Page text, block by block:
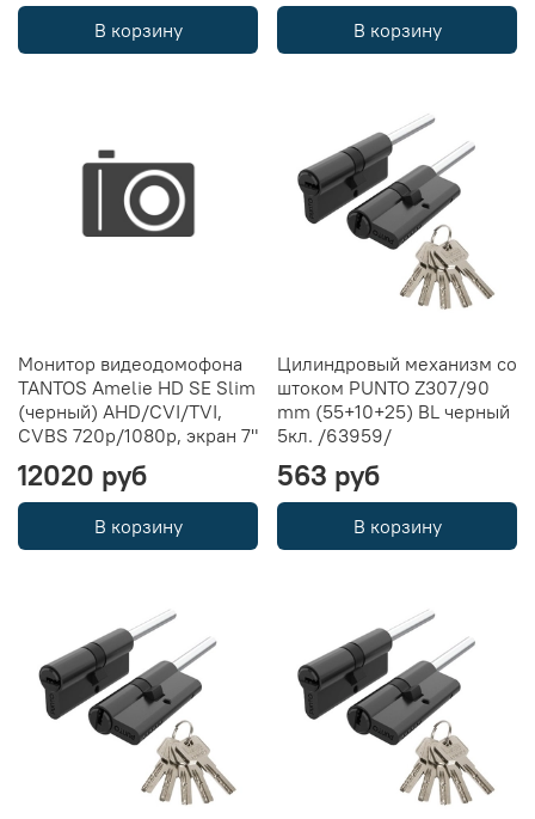
В корзину В корзину
Монитор видеодомофона
TANTOS Amelie HD SE Slim
(черный) AHD/CVI/TVI,
CVBS 720p/1080p, экран 7"
12020 руб
В корзину
Цилиндровый механизм со
штоком PUNTO Z307/90
mm (55+10+25) BL черный
5кл. /63959/
563 руб
В корзину